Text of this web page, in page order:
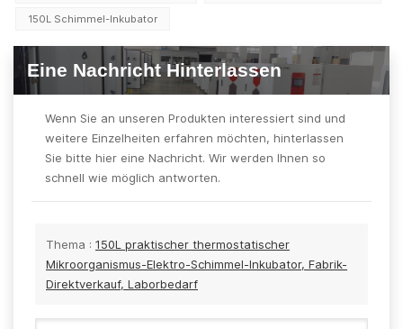
150L Schimmel-Inkubator
Eine Nachricht Hinterlassen
Wenn Sie an unseren Produkten interessiert sind und
weitere Einzelheiten erfahren möchten, hinterlassen
Sie bitte hier eine Nachricht. Wir werden Ihnen so
schnell wie möglich antworten.
Thema : 150L praktischer thermostatischer
Mikroorganismus-Elektro-Schimmel-Inkubator, Fabrik-
Direktverkauf, Laborbedarf